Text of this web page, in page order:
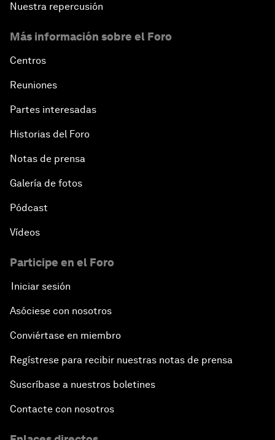
Nuestra repercusión
Más información sobre el Foro
Centros
Reuniones
Partes interesadas
Historias del Foro
Notas de prensa
Galería de fotos
Pódcast
Vídeos
Participe en el Foro
Iniciar sesión
Asóciese con nosotros
Conviértase en miembro
Regístrese para recibir nuestras notas de prensa
Suscríbase a nuestros boletines
Contacte con nosotros